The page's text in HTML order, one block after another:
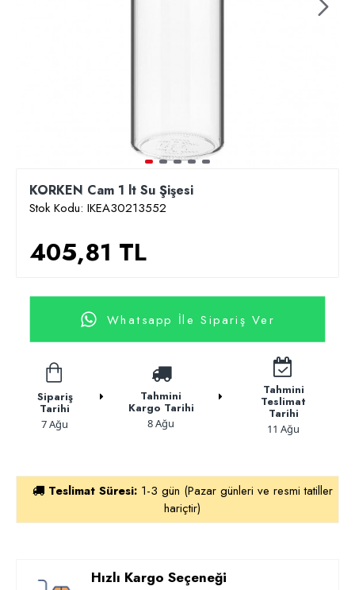
KORKEN Cam 1 lt Su Şişesi
Stok Kodu: IKEA30213552
405,81 TL
Whatsapp İle Sipariş Ver
Sipariş
Tarihi
7 Ağu
Tahmini
Kargo Tarihi
8 Ağu
Tahmini
Teslimat
Tarihi
11 Ağu
Teslimat Süresi: 1-3 gün (Pazar günleri ve resmi tatiller
hariçtir)
Hızlı Kargo Seçeneği